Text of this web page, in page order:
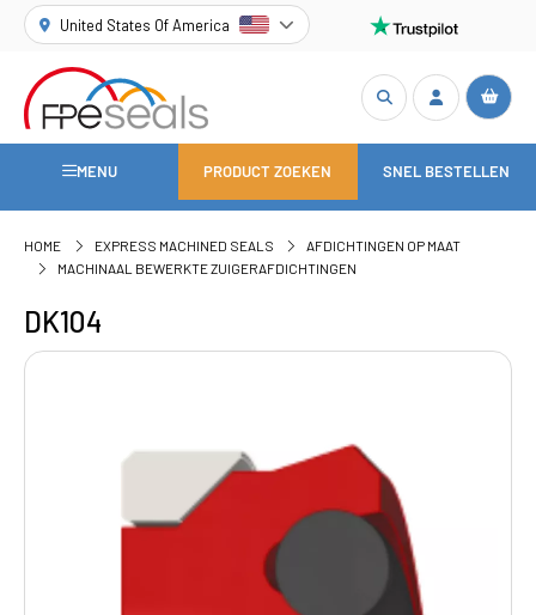
United States Of America
MENU PRODUCT ZOEKEN SNEL BESTELLEN
HOME EXPRESS MACHINED SEALS
AFDICHTINGEN OP MAAT
MACHINAAL BEWERKTE ZUIGERAFDICHTINGEN
DK104